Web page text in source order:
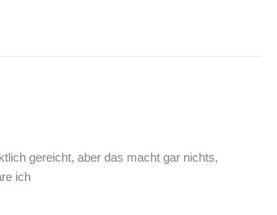
gereicht, aber das macht gar nichts,
ich